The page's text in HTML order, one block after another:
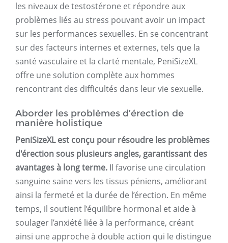
les niveaux de testostérone et répondre aux
problèmes liés au stress pouvant avoir un impact
sur les performances sexuelles. En se concentrant
sur des facteurs internes et externes, tels que la
santé vasculaire et la clarté mentale, PeniSizeXL
offre une solution complète aux hommes
rencontrant des difficultés dans leur vie sexuelle.
Aborder les problèmes d’érection de
manière holistique
PeniSizeXL est conçu pour résoudre les problèmes
d'érection sous plusieurs angles, garantissant des
avantages à long terme. Il favorise une circulation
sanguine saine vers les tissus péniens, améliorant
ainsi la fermeté et la durée de l’érection. En même
temps, il soutient l’équilibre hormonal et aide à
soulager l’anxiété liée à la performance, créant
ainsi une approche à double action qui le distingue